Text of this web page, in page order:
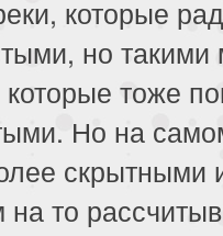
которые
но
тоже
Но на
скрытными
то